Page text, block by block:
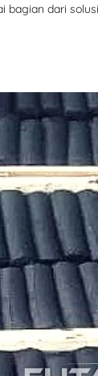
bagian dari